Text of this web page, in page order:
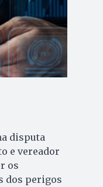
disputa
e vereador
os
dos perigos